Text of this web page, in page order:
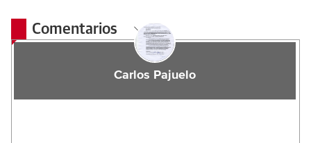
Comentarios
Carlos Pajuelo